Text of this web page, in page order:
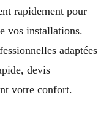
rapidement pour
vos installations.
adaptées
devis
votre confort.